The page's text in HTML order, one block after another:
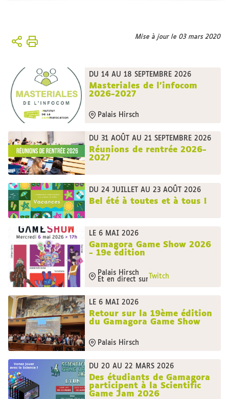
Vous
Accueil Mise à jour le 03 mars 2020
DU 14 AU 18 SEPTEMBRE 2026
Masteriales de l'infocom
2026-2027
Palais Hirsch
DU 31 AOÛT AU 21 SEPTEMBRE 2026
Réunions de rentrée 2026-
2027
DU 24 JUILLET AU 23 AOÛT 2026
Bel été à toutes et à tous !
LE 6 MAI 2026
Gamagora Game Show 2026
- 19e édition
Palais Hirsch
Et en direct sur
Twitch
LE 6 MAI 2026
Retour sur la 19ème édition
du Gamagora Game Show
Palais Hirsch
DU 20 AU 22 MARS 2026
Des étudiants de Gamagora
participent à la Scientific
Game Jam 2026